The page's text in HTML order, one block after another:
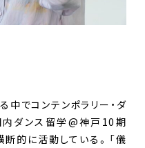
中でコンテンポラリー・ダ
内ダンス留学@神戸10期
的に活動している。「儀